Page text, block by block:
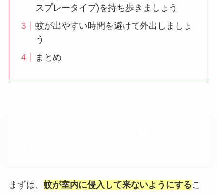
スプレータイプ)を持ち歩きましょう
蚊が出やすい時間を避けて外出しましょ
う
まとめ
まずは、 蚊が室内に侵入して来ないようにするこ